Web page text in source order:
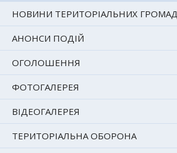
НОВИНИ ТЕРИТОРІАЛЬНИХ ГРОМАД
АНОНСИ ПОДІЙ
ОГОЛОШЕННЯ
ФОТОГАЛЕРЕЯ
ВІДЕОГАЛЕРЕЯ
ТЕРИТОРІАЛЬНА ОБОРОНА